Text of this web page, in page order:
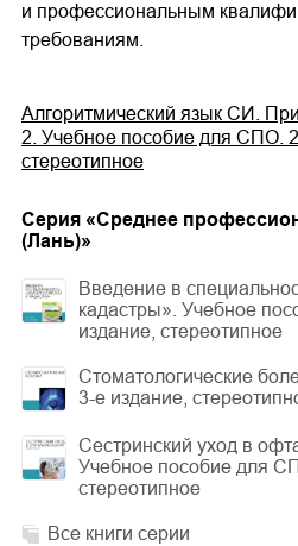
и профессиональным
требованиям.
Алгоритмический язык СИ.
2. Учебное пособие для СПО.
стереотипное
Cерия «Среднее
(Лань)»
Введение в
кадастры». Учебное
издание, стереотипное
Стоматологические
3-е издание,
Сестринский уход в
Учебное пособие для
стереотипное
Все книги серии